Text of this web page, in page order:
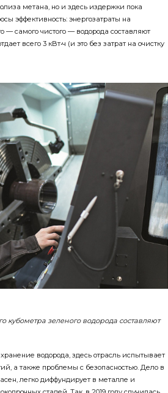
метана, но и здесь издержки пока
эффективность: энергозатраты на
— самого чистого — водорода составляют
всего 3 кВт•ч (и это без затрат на очистку
кубометра зеленого водорода составляют
водорода, здесь отрасль испытывает
а также проблемы с безопасностью. Дело в
легко диффундирует в металле и